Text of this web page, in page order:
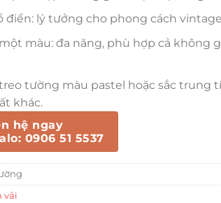
điển: lý tưởng cho phong cách
màu: đa năng, phù hợp cả không
treo tường màu pastel hoặc sắc trung
khác.
hệ ngay
0906 51 5537
vải